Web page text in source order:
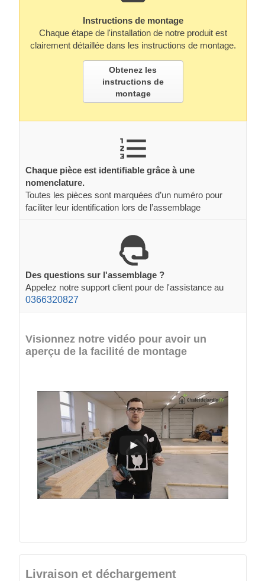
Instructions de montage
Chaque étape de l'installation de notre produit est
clairement détaillée dans les instructions de montage.
Obtenez les
instructions de
montage
Chaque pièce est identifiable grâce à une
nomenclature.
Toutes les pièces sont marquées d’un numéro pour
faciliter leur identification lors de l’assemblage
Des questions sur l'assemblage ?
Appelez notre support client pour de l'assistance au
0366320827
Visionnez notre vidéo pour avoir un
aperçu de la facilité de montage
Livraison et déchargement